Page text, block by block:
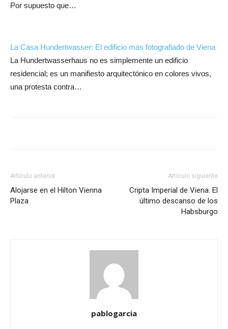
Por supuesto que…
La Casa Hundertwasser: El edificio más fotografiado de Viena
La Hundertwasserhaus no es simplemente un edificio
residencial; es un manifiesto arquitectónico en colores vivos,
una protesta contra…
Artículo anterior
Alojarse en el Hilton Vienna
Plaza
Artículo siguiente
Cripta Imperial de Viena: El
último descanso de los
Habsburgo
pablogarcia